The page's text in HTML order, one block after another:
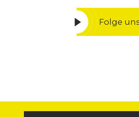
Folge